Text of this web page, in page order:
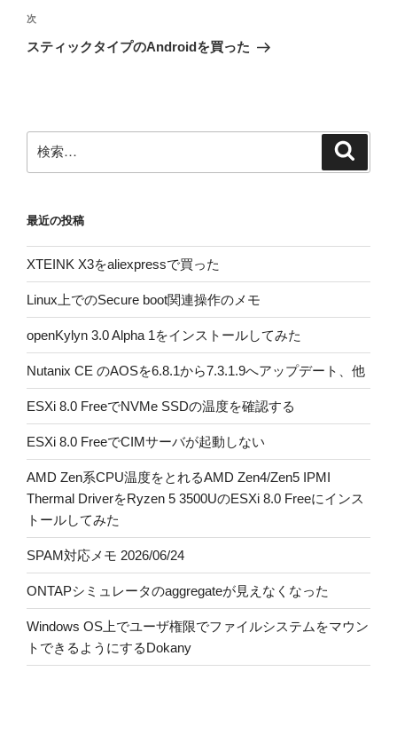
ビ
ゲ
ン
稿
次
の
次
スティックタイプのAndroidを買った
索:
最近の投稿
XTEINK X3をaliexpressで買った
Linux上でのSecure boot関連操作のメモ
openKylyn 3.0 Alpha 1をインストールしてみた
Nutanix CE のAOSを6.8.1から7.3.1.9へアップデート、他
ESXi 8.0 FreeでNVMe SSDの温度を確認する
ESXi 8.0 FreeでCIMサーバが起動しない
AMD Zen系CPU温度をとれるAMD Zen4/Zen5 IPMI
Thermal DriverをRyzen 5 3500UのESXi 8.0 Freeにインス
トールしてみた
SPAM対応メモ 2026/06/24
ONTAPシミュレータのaggregateが見えなくなった
Windows OS上でユーザ権限でファイルシステムをマウン
トできるようにするDokany